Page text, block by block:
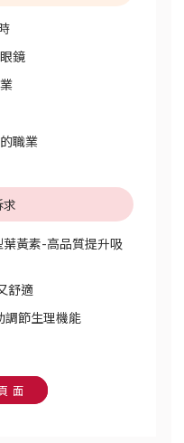
鏡
職業
求
黃素-高品質提升吸
舒適
調節生理機能
面